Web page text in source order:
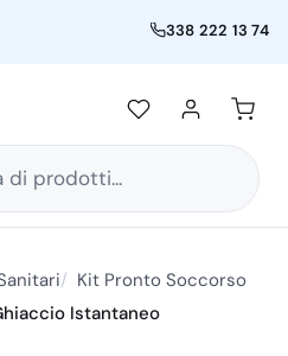
338 222 13 74
di prodotti...
Kit Pronto Soccorso
Istantaneo